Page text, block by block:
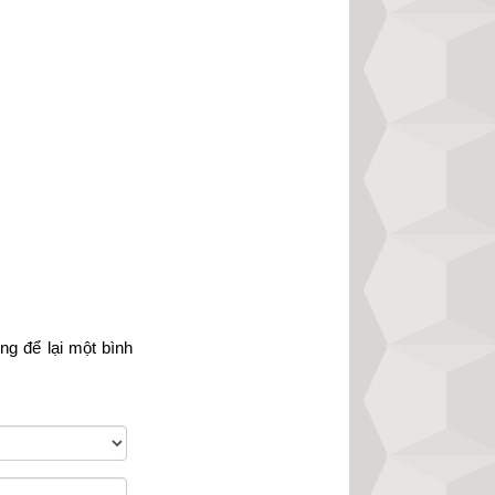
để lại một bình